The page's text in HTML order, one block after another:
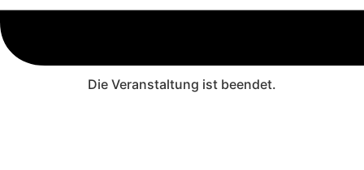
Die Veranstaltung ist beendet.